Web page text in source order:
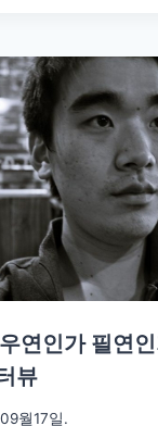
연인가 필연
뷰
월17일.